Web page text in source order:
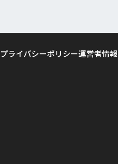
プライバシーポリシー運営者情報